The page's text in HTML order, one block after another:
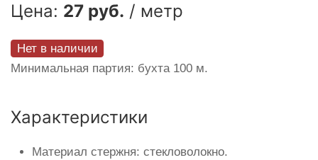
Цена: 27 руб. / метр
Нет в наличии
Минимальная партия: бухта 100 м.
Характеристики
Материал стержня: стекловолокно.